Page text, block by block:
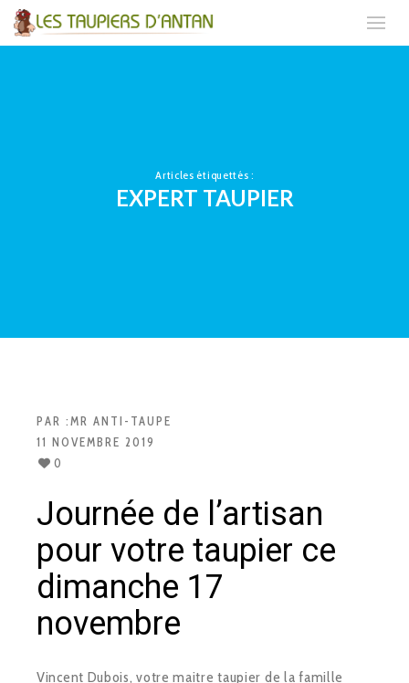
Articles étiquettés :
EXPERT TAUPIER
PAR :MR ANTI-TAUPE
11 NOVEMBRE 2019
0
Journée de l’artisan
pour votre taupier ce
dimanche 17
novembre
Vincent Dubois, votre maitre taupier de la famille